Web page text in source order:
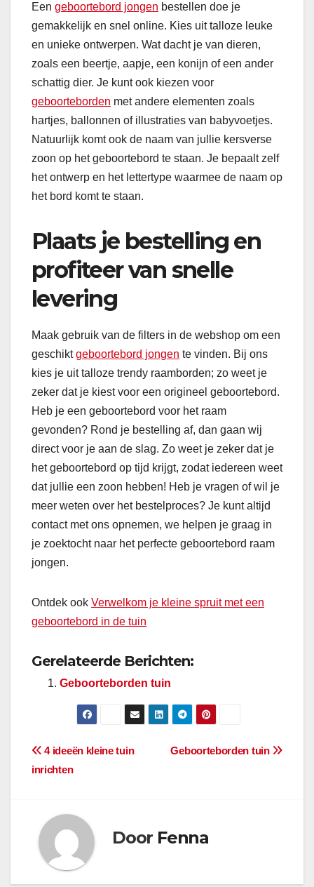
Een geboortebord jongen bestellen doe je
gemakkelijk en snel online. Kies uit talloze leuke
en unieke ontwerpen. Wat dacht je van dieren,
zoals een beertje, aapje, een konijn of een ander
schattig dier. Je kunt ook kiezen voor
geboorteborden met andere elementen zoals
hartjes, ballonnen of illustraties van babyvoetjes.
Natuurlijk komt ook de naam van jullie kersverse
zoon op het geboortebord te staan. Je bepaalt zelf
het ontwerp en het lettertype waarmee de naam op
het bord komt te staan.
Plaats je bestelling en
profiteer van snelle
levering
Maak gebruik van de filters in de webshop om een
geschiktgeboortebord jongen te vinden. Bij ons
kies je uit talloze trendy raamborden; zo weet je
zeker dat je kiest voor een origineel geboortebord.
Heb je een geboortebord voor het raam
gevonden? Rond je bestelling af, dan gaan wij
direct voor je aan de slag. Zo weet je zeker dat je
het geboortebord op tijd krijgt, zodat iedereen weet
dat jullie een zoon hebben! Heb je vragen of wil je
meer weten over het bestelproces? Je kunt altijd
contact met ons opnemen, we helpen je graag in
je zoektocht naar het perfecte geboortebord raam
jongen.
Ontdek ook Verwelkom je kleine spruit met een
geboortebord in de tuin
Gerelateerde Berichten:
Geboorteborden tuin
Bericht
Geboorteborden tuin
4 ideeën kleine tuin
inrichten
Door Fenna